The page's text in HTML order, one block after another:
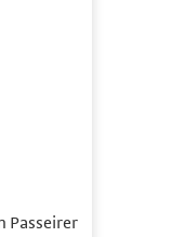
Passeirer